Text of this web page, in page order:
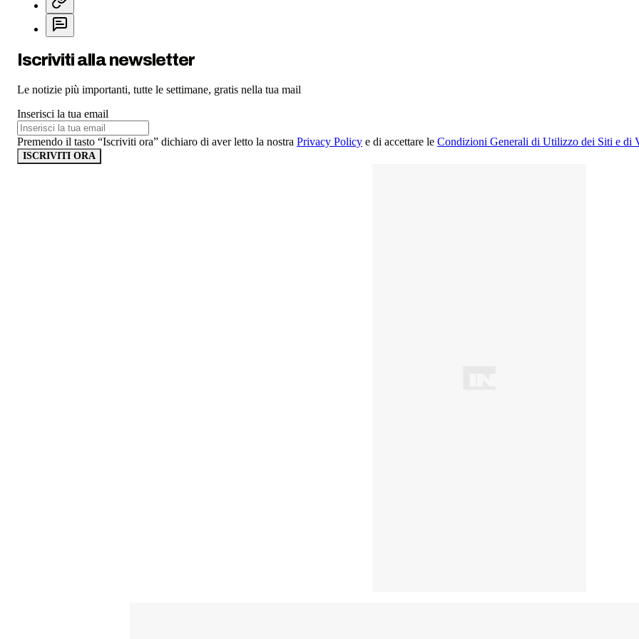
Iscriviti alla newsletter
Le notizie più importanti, tutte le settimane, gratis nella tua mail
Inserisci la tua email
Premendo il tasto “Iscriviti ora” dichiaro di aver letto la nostra Privacy Policy e di accettare le Condizioni Generali di Utilizzo dei Siti e di
ISCRIVITI ORA